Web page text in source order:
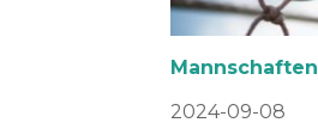
Mannschaften
2024-09-08